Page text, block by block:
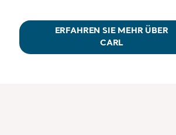
ERFAHREN SIE MEHR ÜBER
CARL